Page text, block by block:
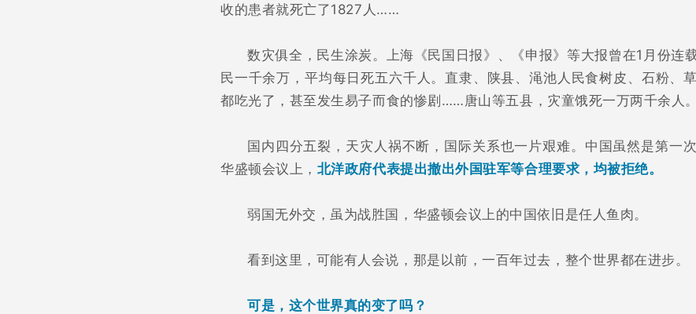
收的患者就死亡了1827人……
数灾俱全，民生涂炭。上海《民国日报》、《申报》等大报曾在1月份连
民一千余万，平均每日死五六千人。直隶、陕县、渑池人民食树皮、石粉、
都吃光了，甚至发生易子而食的惨剧……唐山等五县，灾童饿死一万两千余人。
国内四分五裂，天灾人祸不断，国际关系也一片艰难。中国虽然是第一
华盛顿会议上， 北洋政府代表提出撤出外国驻军等合理要求，均被拒绝。
弱国无外交，虽为战胜国，华盛顿会议上的中国依旧是任人鱼肉。
看到这里，可能有人会说，那是以前，一百年过去，整个世界都在进步。
可是，这个世界真的变了吗？